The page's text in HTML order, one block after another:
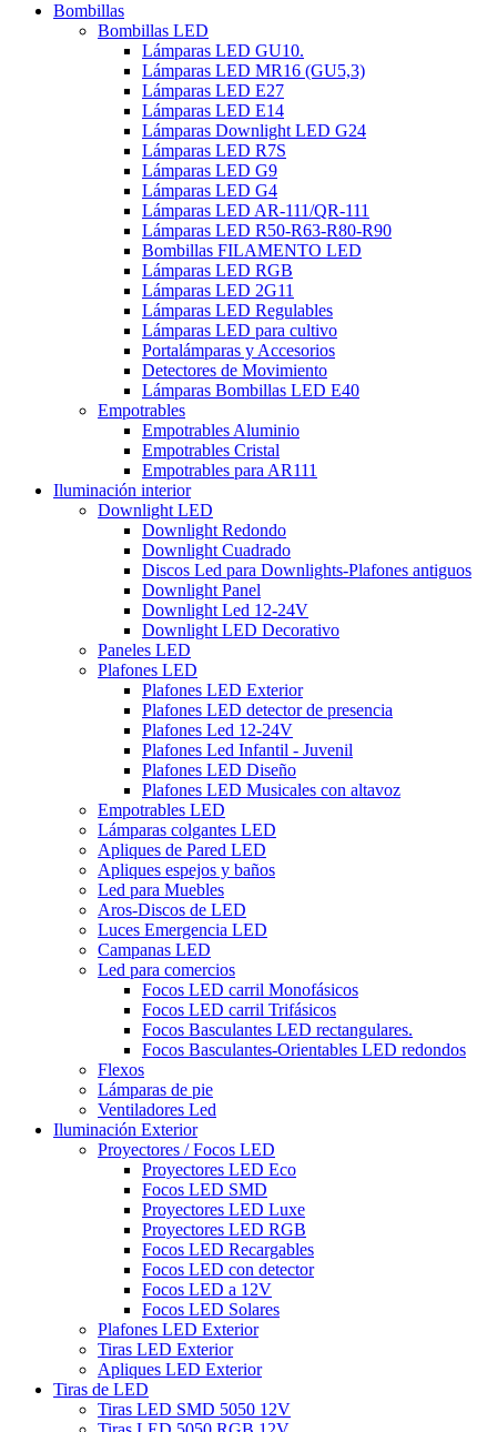
Bombillas
Bombillas LED
Lámparas LED GU10.
Lámparas LED MR16 (GU5,3)
Lámparas LED E27
Lámparas LED E14
Lámparas Downlight LED G24
Lámparas LED R7S
Lámparas LED G9
Lámparas LED G4
Lámparas LED AR-111/QR-111
Lámparas LED R50-R63-R80-R90
Bombillas FILAMENTO LED
Lámparas LED RGB
Lámparas LED 2G11
Lámparas LED Regulables
Lámparas LED para cultivo
Portalámparas y Accesorios
Detectores de Movimiento
Lámparas Bombillas LED E40
Empotrables
Empotrables Aluminio
Empotrables Cristal
Empotrables para AR111
Iluminación interior
Downlight LED
Downlight Redondo
Downlight Cuadrado
Discos Led para Downlights-Plafones antiguos
Downlight Panel
Downlight Led 12-24V
Downlight LED Decorativo
Paneles LED
Plafones LED
Plafones LED Exterior
Plafones LED detector de presencia
Plafones Led 12-24V
Plafones Led Infantil - Juvenil
Plafones LED Diseño
Plafones LED Musicales con altavoz
Empotrables LED
Lámparas colgantes LED
Apliques de Pared LED
Apliques espejos y baños
Led para Muebles
Aros-Discos de LED
Luces Emergencia LED
Campanas LED
Led para comercios
Focos LED carril Monofásicos
Focos LED carril Trifásicos
Focos Basculantes LED rectangulares.
Focos Basculantes-Orientables LED redondos
Flexos
Lámparas de pie
Ventiladores Led
Iluminación Exterior
Proyectores / Focos LED
Proyectores LED Eco
Focos LED SMD
Proyectores LED Luxe
Proyectores LED RGB
Focos LED Recargables
Focos LED con detector
Focos LED a 12V
Focos LED Solares
Plafones LED Exterior
Tiras LED Exterior
Apliques LED Exterior
Tiras de LED
Tiras LED SMD 5050 12V